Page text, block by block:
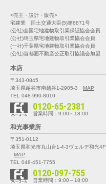
<売主・設計・販売>
宅建業 国土交通大臣(5)第6871号
(公社)全国宅地建物取引業保証協会会員
(公社)埼玉県宅地建物取引業協会会員
(一社)千葉県宅地建物取引業協会会員
(公社)首都圏不動産公正取引協議会加盟
本店
〒343-0845
埼玉県越谷市南越谷1-2905-3
MAP
TEL 048-990-8010
0120-65-2381
営業時間：9:00～18:00
和光事業所
〒351-0112
埼玉県和光市丸山台1-4-3ヴェルデ和光4F
MAP
TEL 048-451-7755
0120-097-755
営業時間：9:00～18:00